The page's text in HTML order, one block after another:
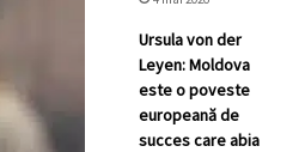
Ursula von der
Leyen: Moldova
este o poveste
europeană de
succes care abia